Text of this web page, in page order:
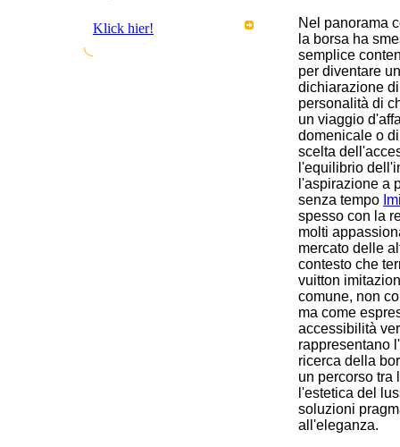
Klick hier!
Nel panorama
la borsa ha
semplice
per diventare
dichiarazione
personalità di
un viaggio
domenicale o
scelta
l'equilibrio
l'aspirazione a
senza tempo
spesso con la
molti
mercato delle
contesto che
vuitton
comune, non
ma come
accessibilità
rappresentano
ricerca della
un percorso tra
l'estetica del
soluzioni
all'eleganza.